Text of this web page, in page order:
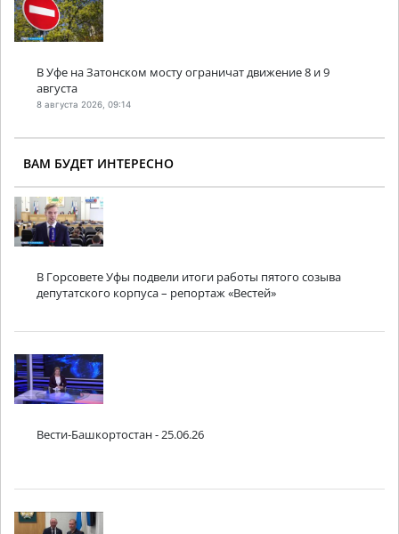
В Уфе на Затонском мосту ограничат движение 8 и 9
августа
8 августа 2026, 09:14
ВАМ БУДЕТ ИНТЕРЕСНО
В Горсовете Уфы подвели итоги работы пятого созыва
депутатского корпуса – репортаж «Вестей»
Вести-Башкортостан - 25.06.26